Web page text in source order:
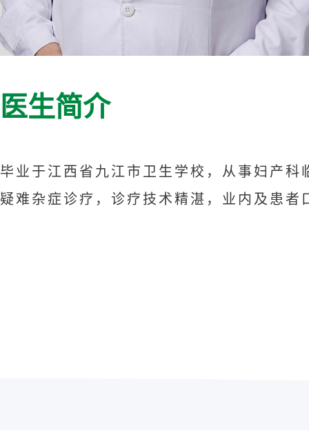
医生简介
毕业于江西省九江市卫生学校，从事妇产
疑难杂症诊疗，诊疗技术精湛，业内及患者